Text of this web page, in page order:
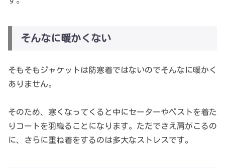
そんなに暖かくない
そもそもジャケットは防寒着ではないのでそんなに暖かく
ありません。
そのため、寒くなってくると中にセーターやベストを着た
りコートを羽織ることになります。ただでさえ肩がこるの
に、さらに重ね着をするのは多大なストレスです。